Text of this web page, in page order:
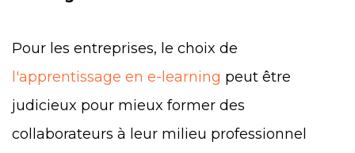
Pour les entreprises, le choix de
l'apprentissage en e-learning peut être
judicieux pour mieux former des
collaborateurs à leur milieu professionnel